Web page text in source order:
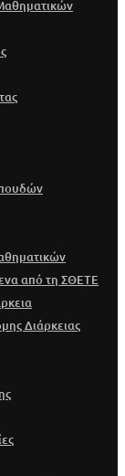
από τη ΣΘΕΤΕ
Διάρκειας